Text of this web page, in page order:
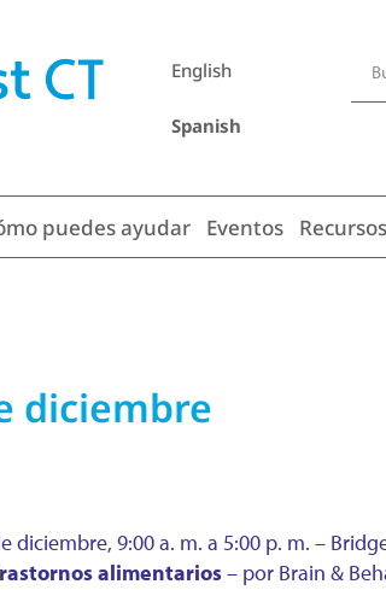
English
Spanish
puedes ayudar Eventos Recursos
diciembre
diciembre, 9:00 a. m. a 5:00 p. m. –
alimentarios– por Brain &